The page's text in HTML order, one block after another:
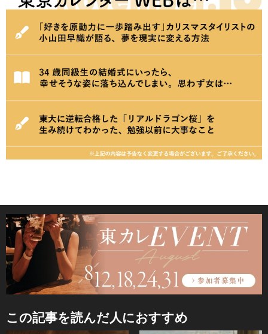
この記事を読んだ人におすすめ